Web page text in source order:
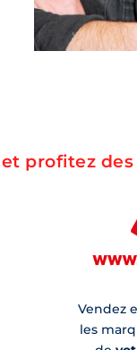
profitez
Vendez
les